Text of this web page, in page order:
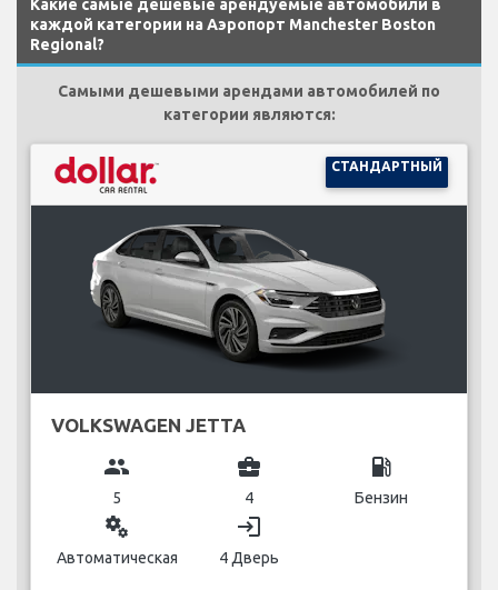
Какие самые дешевые арендуемые автомобили в
каждой категории на Аэропорт Manchester Boston
Regional?
Самыми дешевыми арендами автомобилей по
категории являются:
СТАНДАРТНЫЙ
VOLKSWAGEN JETTA
group
5
business_center
4
local_gas_station
Бензин
miscellaneous_services
Автоматическая
login
4 Дверь